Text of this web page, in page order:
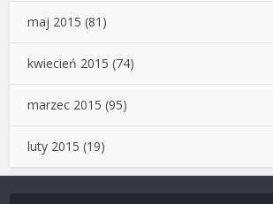
maj 2015 (81)
kwiecień 2015 (74)
marzec 2015 (95)
luty 2015 (19)